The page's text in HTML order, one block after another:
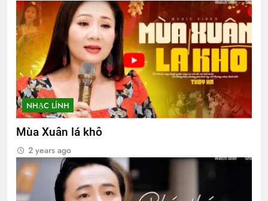
NHẠC LÍNH
Mùa Xuân lá khô
2 years ago